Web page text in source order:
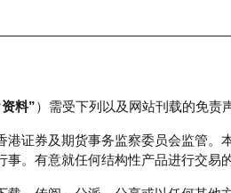
正股数据及市场统计 瑞银轮证教
资料”）需受下列以及网站刊载的免责
证券及期货事务监察委员会监管。
。有意就任何结构性产品进行交易